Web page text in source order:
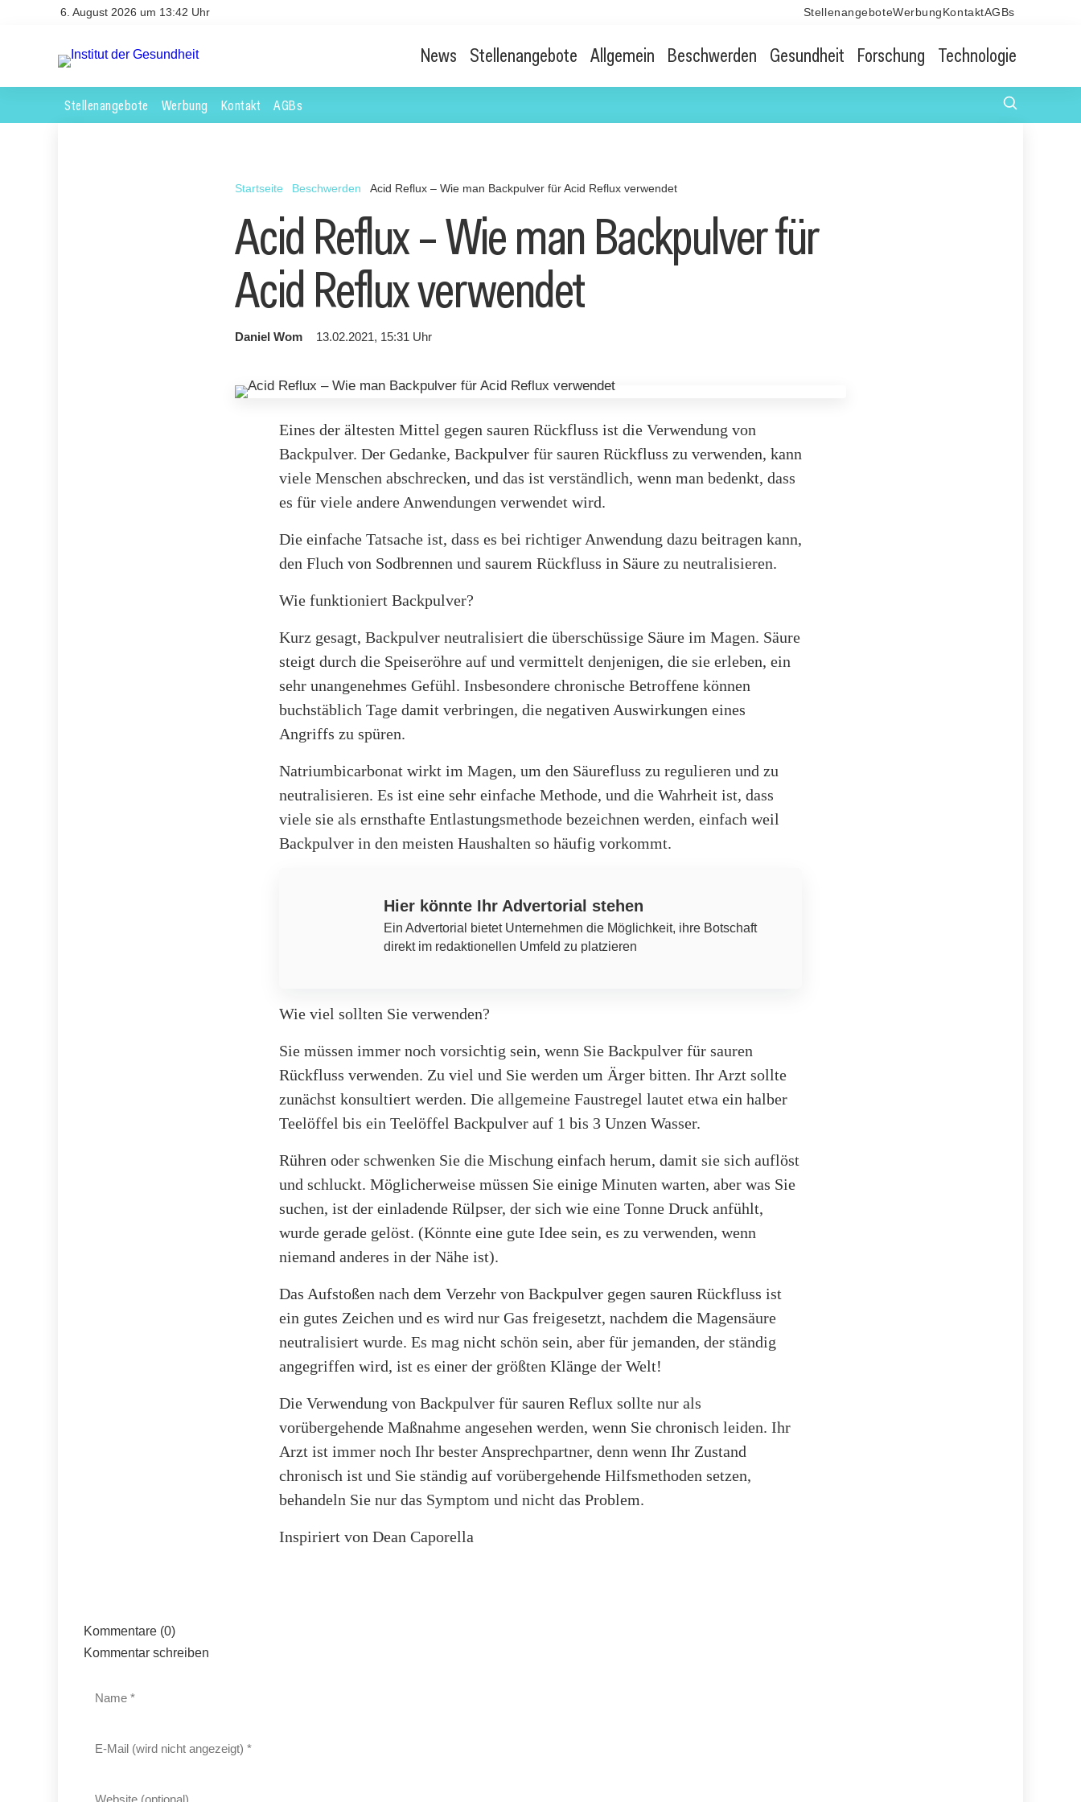
6. August 2026 um 13:42 Uhr StellenangeboteWerbung KontaktAGBs
News Stellenangebote Allgemein Beschwerden Gesundheit Forschung Technologie
Stellenangebote Werbung Kontakt AGBs
Startseite Beschwerden Acid Reflux – Wie man Backpulver für Acid Reflux verwendet
Acid Reflux – Wie man Backpulver für
Acid Reflux verwendet
Daniel Wom 13.02.2021, 15:31 Uhr
Eines der ältesten Mittel gegen sauren Rückfluss ist die Verwendung von
Backpulver. Der Gedanke, Backpulver für sauren Rückfluss zu verwenden, kann
viele Menschen abschrecken, und das ist verständlich, wenn man bedenkt, dass
es für viele andere Anwendungen verwendet wird.
Die einfache Tatsache ist, dass es bei richtiger Anwendung dazu beitragen kann,
den Fluch von Sodbrennen und saurem Rückfluss in Säure zu neutralisieren.
Wie funktioniert Backpulver?
Kurz gesagt, Backpulver neutralisiert die überschüssige Säure im Magen. Säure
steigt durch die Speiseröhre auf und vermittelt denjenigen, die sie erleben, ein
sehr unangenehmes Gefühl. Insbesondere chronische Betroffene können
buchstäblich Tage damit verbringen, die negativen Auswirkungen eines
Angriffs zu spüren.
Natriumbicarbonat wirkt im Magen, um den Säurefluss zu regulieren und zu
neutralisieren. Es ist eine sehr einfache Methode, und die Wahrheit ist, dass
viele sie als ernsthafte Entlastungsmethode bezeichnen werden, einfach weil
Backpulver in den meisten Haushalten so häufig vorkommt.
Hier könnte Ihr Advertorial stehen
Ein Advertorial bietet Unternehmen die Möglichkeit, ihre Botschaft
direkt im redaktionellen Umfeld zu platzieren
Wie viel sollten Sie verwenden?
Sie müssen immer noch vorsichtig sein, wenn Sie Backpulver für sauren
Rückfluss verwenden. Zu viel und Sie werden um Ärger bitten. Ihr Arzt sollte
zunächst konsultiert werden. Die allgemeine Faustregel lautet etwa ein halber
Teelöffel bis ein Teelöffel Backpulver auf 1 bis 3 Unzen Wasser.
Rühren oder schwenken Sie die Mischung einfach herum, damit sie sich auflöst
und schluckt. Möglicherweise müssen Sie einige Minuten warten, aber was Sie
suchen, ist der einladende Rülpser, der sich wie eine Tonne Druck anfühlt,
wurde gerade gelöst. (Könnte eine gute Idee sein, es zu verwenden, wenn
niemand anderes in der Nähe ist).
Das Aufstoßen nach dem Verzehr von Backpulver gegen sauren Rückfluss ist
ein gutes Zeichen und es wird nur Gas freigesetzt, nachdem die Magensäure
neutralisiert wurde. Es mag nicht schön sein, aber für jemanden, der ständig
angegriffen wird, ist es einer der größten Klänge der Welt!
Die Verwendung von Backpulver für sauren Reflux sollte nur als
vorübergehende Maßnahme angesehen werden, wenn Sie chronisch leiden. Ihr
Arzt ist immer noch Ihr bester Ansprechpartner, denn wenn Ihr Zustand
chronisch ist und Sie ständig auf vorübergehende Hilfsmethoden setzen,
behandeln Sie nur das Symptom und nicht das Problem.
Inspiriert von Dean Caporella
Kommentare (0)
Kommentar schreiben